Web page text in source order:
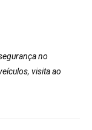
no
, visita ao